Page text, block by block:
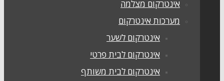
אינטרקום מצלמה
מערכות אינטרקום
אינטרקום לשער
אינטרקום לבית פרטי
אינטרקום לבית משותף